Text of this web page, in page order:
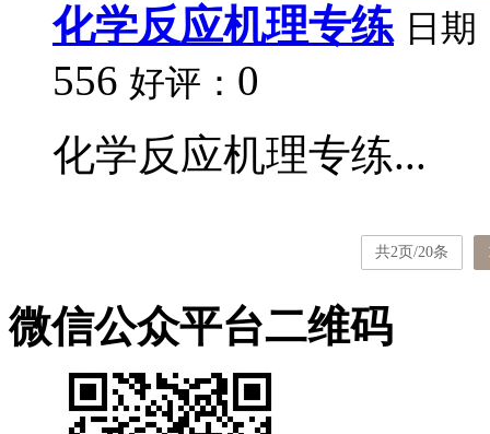
化学反应机理专练 日期
556 好评： 0
化学反应机理专练...
共2页/20条
微信公众平台二维码